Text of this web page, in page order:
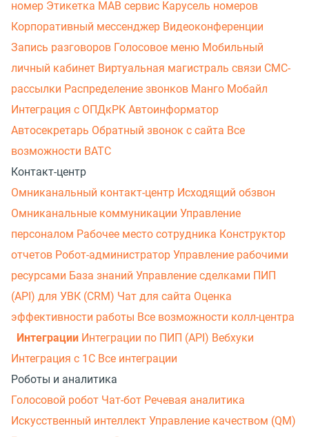
номер Этикетка МАВ сервис Карусель номеров
Корпоративный мессенджер Видеоконференции
Запись разговоров Голосовое меню Мобильный
личный кабинет Виртуальная магистраль связи СМС-
рассылки Распределение звонков Манго Мобайл
Интеграция с ОПДкРК Автоинформатор
Автосекретарь Обратный звонок с сайта Все
возможности ВАТС
Контакт-центр
Омниканальный контакт-центр Исходящий обзвон
Омниканальные коммуникации Управление
персоналом Рабочее место сотрудника Конструктор
отчетов Робот-администратор Управление рабочими
ресурсами База знаний Управление сделками ПИП
(API) для УВК (CRM) Чат для сайта Оценка
эффективности работы Все возможности колл-центра
Интеграции Интеграции по ПИП (API) Вебхуки
Интеграция с 1С Все интеграции
Роботы и аналитика
Голосовой робот Чат-бот Речевая аналитика
Искусственный интеллект Управление качеством (QM)